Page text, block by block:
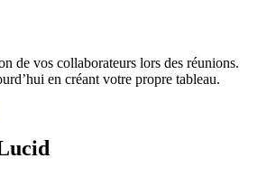
de vos collaborateurs lors des réunions.
en créant votre propre tableau.